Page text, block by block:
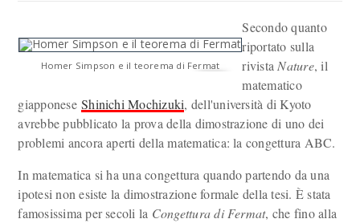
Homer Simpson e il teorema di Fermat
Secondo quanto
riportato sulla
rivista Nature, il
matematico
giapponeseShinichi Mochizuki, dell'università di Kyoto
avrebbe pubblicato la prova della dimostrazione di uno dei
problemi ancora aperti della matematica: la congettura ABC.
In matematica si ha una congettura quando partendo da una
ipotesi non esiste la dimostrazione formale della tesi. È stata
famosissima per secoli la Congettura di Fermat, che fino alla